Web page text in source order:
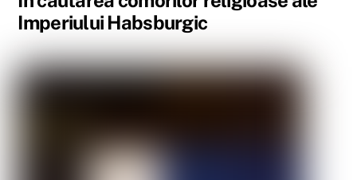
Imperiului Habsburgic